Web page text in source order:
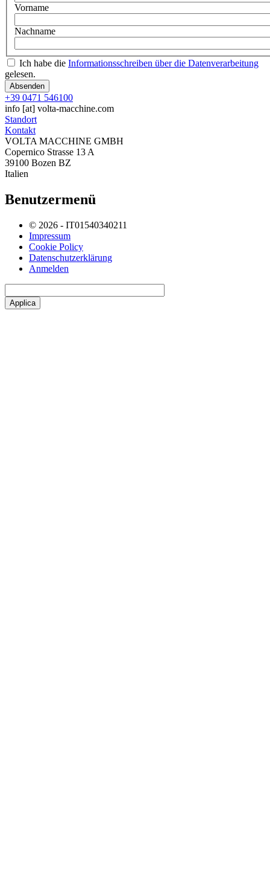
Vorname
Nachname
Ich habe die Informationsschreiben über die Datenverarbeitung
gelesen.
+39 0471 546100
info [at] volta-macchine.com
Standort
Kontakt
VOLTA MACCHINE GMBH
Copernico Strasse 13 A
39100 Bozen BZ
Italien
Benutzermenü
© 2026 - IT01540340211
Impressum
Cookie Policy
Datenschutzerklärung
Anmelden